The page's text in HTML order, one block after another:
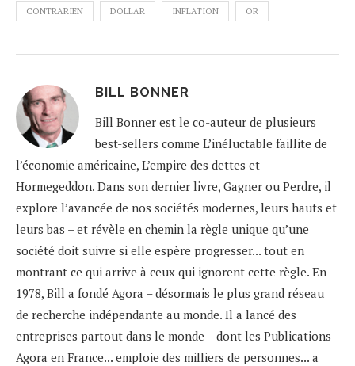
CONTRARIEN DOLLAR INFLATION OR
BILL BONNER
Bill Bonner est le co-auteur de plusieurs
best-sellers comme L’inéluctable faillite de
l’économie américaine, L’empire des dettes et
Hormegeddon. Dans son dernier livre, Gagner ou Perdre, il
explore l’avancée de nos sociétés modernes, leurs hauts et
leurs bas – et révèle en chemin la règle unique qu’une
société doit suivre si elle espère progresser... tout en
montrant ce qui arrive à ceux qui ignorent cette règle. En
1978, Bill a fondé Agora – désormais le plus grand réseau
de recherche indépendante au monde. Il a lancé des
entreprises partout dans le monde – dont les Publications
Agora en France... emploie des milliers de personnes... a